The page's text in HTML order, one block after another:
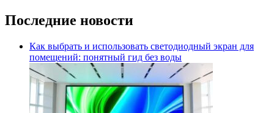
Последние новости
Как выбрать и использовать светодиодный экран для
помещений: понятный гид без воды